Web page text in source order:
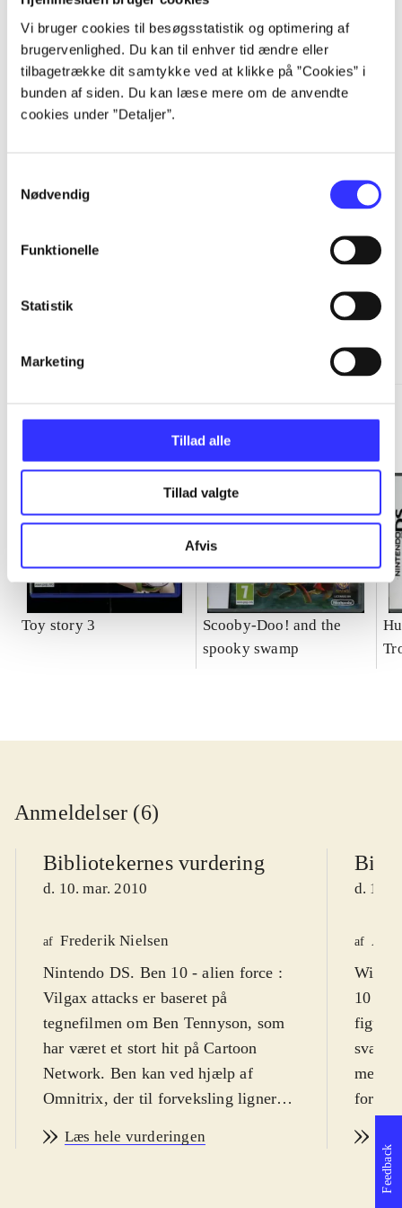
Vi bruger cookies til besøgsstatistik og optimering af
brugervenlighed. Du kan til enhver tid ændre eller
tilbagetrække dit samtykke ved at klikke på ”Cookies” i
bunden af siden. Du kan læse mere om de anvendte
cookies under ”Detaljer”.
Nødvendig
Funktionelle
Statistik
Marketing
Tillad alle
Tillad valgte
Afvis
...
...
Toy story 3
Scooby-Doo! and the
spooky swamp
Anmeldelser (6)
Bibliotekernes vurdering
d. 10. mar. 2010
af Frederik Nielsen
Nintendo DS. Ben 10 - alien force :
Vilgax attacks er baseret på
tegnefilmen om Ben Tennyson, som
har været et stort hit på Cartoon
Network. Ben kan ved hjælp af
Omnitrix, der til forveksling ligner et
ydre rum, forvandle sig til 10
Læs hele vurderingen
d. 18.
af
Wii,
10
for
og
Feedback